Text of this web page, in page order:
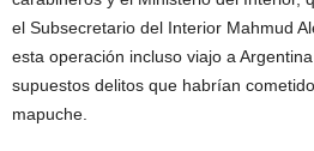
el Subsecretario del Interior Mahmud
esta operación incluso viajo a
supuestos delitos que habrían
mapuche.